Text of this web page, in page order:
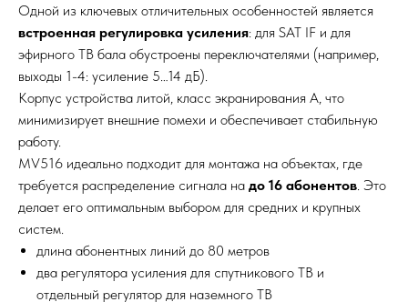
Одной из ключевых отличительных особенностей является
встроенная регулировка усиления: для SAT IF и для
эфирного ТВ бала обустроены переключателями (например,
выходы 1-4: усиление 5…14 дБ).
Корпус устройства литой, класс экранирования A, что
минимизирует внешние помехи и обеспечивает стабильную
работу.
MV516 идеально подходит для монтажа на объектах, где
требуется распределение сигнала на до 16 абонентов . Это
делает его оптимальным выбором для средних и крупных
систем.
длина абонентных линий до 80 метров
два регулятора усиления для спутникового ТВ и
отдельный регулятор для наземного ТВ